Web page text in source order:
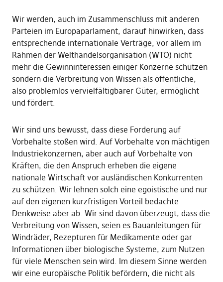
Wir werden, auch im Zusammenschluss mit anderen
Parteien im Europaparlament, darauf hinwirken, dass
entsprechende internationale Verträge, vor allem im
Rahmen der Welthandelsorganisation (WTO) nicht
mehr die Gewinninteressen einiger Konzerne schützen
sondern die Verbreitung von Wissen als öffentliche,
also problemlos vervielfältigbarer Güter, ermöglicht
und fördert.
Wir sind uns bewusst, dass diese Forderung auf
Vorbehalte stoßen wird. Auf Vorbehalte von mächtigen
Industriekonzernen, aber auch auf Vorbehalte von
Kräften, die den Anspruch erheben die eigene
nationale Wirtschaft vor ausländischen Konkurrenten
zu schützen. Wir lehnen solch eine egoistische und nur
auf den eigenen kurzfristigen Vorteil bedachte
Denkweise aber ab. Wir sind davon überzeugt, dass die
Verbreitung von Wissen, seien es Bauanleitungen für
Windräder, Rezepturen für Medikamente oder gar
Informationen über biologische Systeme, zum Nutzen
für viele Menschen sein wird. Im diesem Sinne werden
wir eine europäische Politik befördern, die nicht als